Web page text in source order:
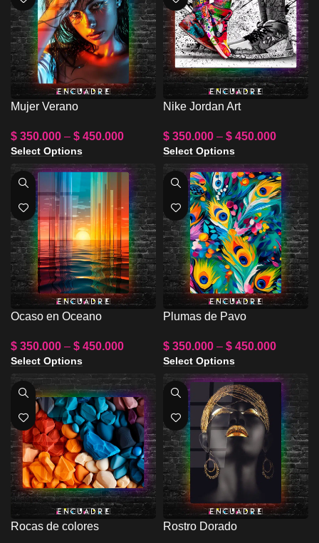
Mujer Verano
$ 350.000 – $ 450.000
Select Options
Nike Jordan Art
$ 350.000 – $ 450.000
Select Options
Ocaso en Oceano
$ 350.000 – $ 450.000
Select Options
Plumas de Pavo
$ 350.000 – $ 450.000
Select Options
Rocas de colores Rostro Dorado